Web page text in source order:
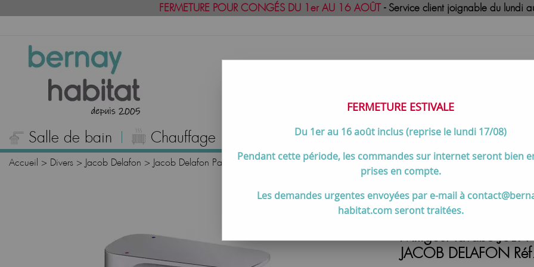
FERMETURE POUR CONGÉS DU 1er AU 16 AOÛT- Service client joignable du lundi
Salle de bain Chauffage Cuisson Meilleures ventes Contactez-
Accueil > Divers > Jacob Delafon > Jacob Delafon Paris > Mitigeur lavabo JULY+ M Ch2 avec vidage à tirette Chromé - JACOB
Mitigeur lavabo
JACOB DELAFON
FERMETURE ESTIVALE
Du 1er au 16 août inclus (reprise le lundi 17/08)
Pendant cette période, les commandes sur internet seront bien
prises en compte.
Les demandes urgentes envoyées par e-mail à
habitat.com seront traitées.